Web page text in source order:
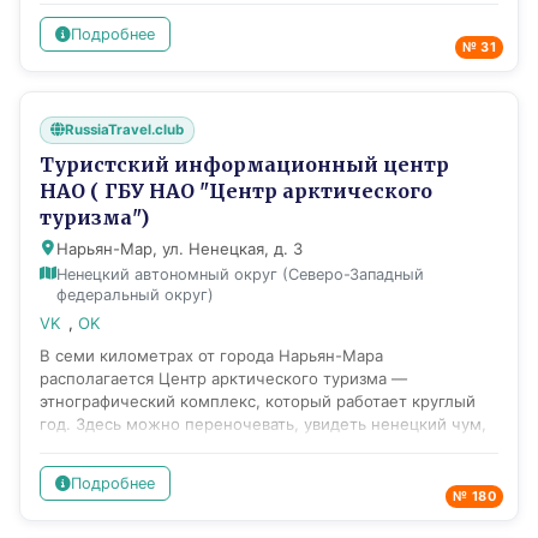
обеспечивает продвижение Республики Карелия на
внутреннем и международном туристском рынке, а
Подробнее
№ 31
RussiaTravel.club
Туристский информационный центр
НАО ( ГБУ НАО "Центр арктического
туризма")
Нарьян-Мар, ул. Ненецкая, д. 3
Ненецкий автономный округ (Северо-Западный
федеральный округ)
VK , OK
В семи километрах от города Нарьян-Мара
располагается Центр арктического туризма —
этнографический комплекс, который работает круглый
год. Здесь можно переночевать, увидеть ненецкий чум,
коренных народов Севера. На территории центра есть
возможность арендовать беседку, баню и ненецкий чум
Подробнее
№ 180